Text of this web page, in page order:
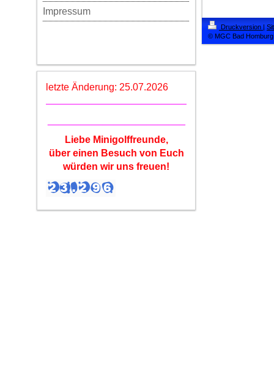
Impressum
letzte Änderung: 25.07.2026
Liebe Minigolffreunde,
über einen Besuch von Euch
würden wir uns freuen!
Druckversion |
© MGC Bad Homburg